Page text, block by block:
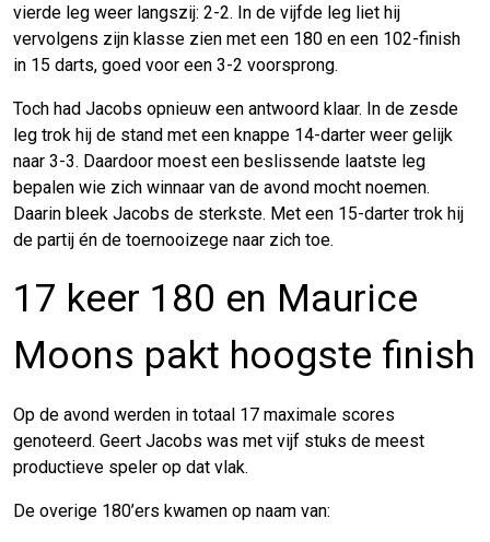
vierde leg weer langszij: 2-2. In de vijfde leg liet hij
vervolgens zijn klasse zien met een 180 en een 102-finish
in 15 darts, goed voor een 3-2 voorsprong.
Toch had Jacobs opnieuw een antwoord klaar. In de zesde
leg trok hij de stand met een knappe 14-darter weer gelijk
naar 3-3. Daardoor moest een beslissende laatste leg
bepalen wie zich winnaar van de avond mocht noemen.
Daarin bleek Jacobs de sterkste. Met een 15-darter trok hij
de partij én de toernooizege naar zich toe.
17 keer 180 en Maurice
Moons pakt hoogste finish
Op de avond werden in totaal 17 maximale scores
genoteerd. Geert Jacobs was met vijf stuks de meest
productieve speler op dat vlak.
De overige 180’ers kwamen op naam van: